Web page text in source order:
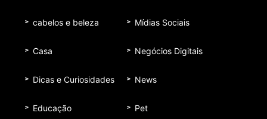
cabelos e beleza
Casa
Dicas e Curiosidades
Educação
Mídias Sociais
Negócios Digitais
News
Pet